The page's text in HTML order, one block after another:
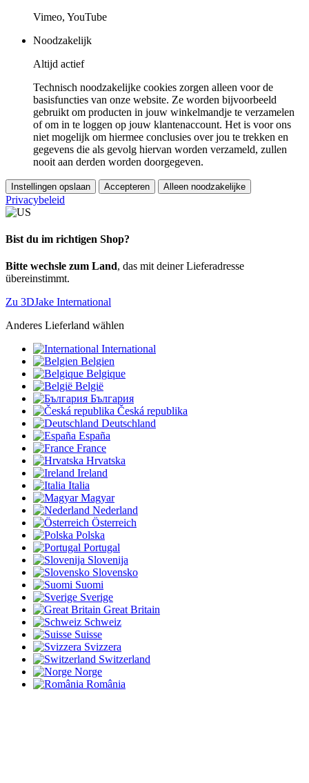
Vimeo, YouTube
Noodzakelijk
Altijd actief
Technisch noodzakelijke cookies zorgen alleen voor de
basisfuncties van onze website. Ze worden bijvoorbeeld
gebruikt om producten in jouw winkelmandje te verzamelen
of om in te loggen op jouw klantenaccount. Het is voor ons
niet mogelijk om hiermee conclusies over jou te trekken en
gegevens die als gevolg hiervan worden verzameld, zullen
nooit aan derden worden doorgegeven.
Instellingen opslaan Accepteren Alleen noodzakelijke
Privacybeleid
Bist du im richtigen Shop?
Bitte wechsle zum Land, das mit deiner Lieferadresse
übereinstimmt.
Zu 3DJake International
Anderes Lieferland wählen
International
Belgien
Belgique
België
България
Česká republika
Deutschland
España
France
Hrvatska
Ireland
Italia
Magyar
Nederland
Österreich
Polska
Portugal
Slovenija
Slovensko
Suomi
Sverige
Great Britain
Schweiz
Suisse
Svizzera
Switzerland
Norge
România